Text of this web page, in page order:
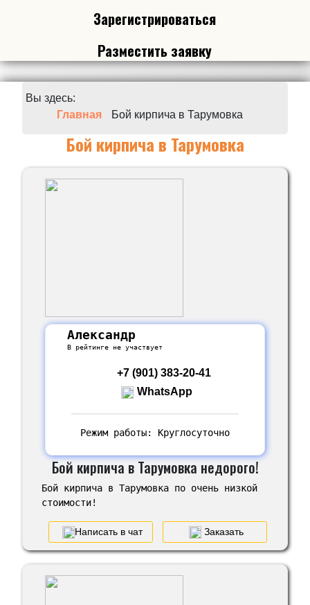
Зарегистрироваться
Разместить заявку
Вы здесь:
Главная
Бой кирпича в Тарумовка
Бой кирпича в Тарумовка
Александр
В рейтинге не участвует
+7 (901) 383-20-41
WhatsApp
Режим работы: Круглосуточно
Бой кирпича в Тарумовка недорого!
Бой кирпича в Тарумовка по очень низкой
стоимости!
Написать в чат Заказать